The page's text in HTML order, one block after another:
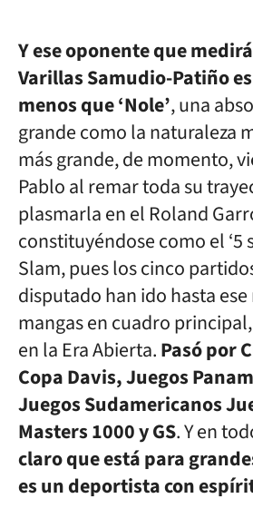
Y ese oponente que
Varillas Samudio-Patiño
menos que ‘Nole’, una
grande como la naturaleza
más grande, de momento,
Pablo al remar toda su
plasmarla en el Roland
constituyéndose como el ‘5
Slam, pues los cinco
disputado han ido hasta
mangas en cuadro
en la Era Abierta.Pasó por
Copa Davis, Juegos
Juegos Sudamericanos
Masters 1000 y GS. Y en
claro que está para
es un deportista con